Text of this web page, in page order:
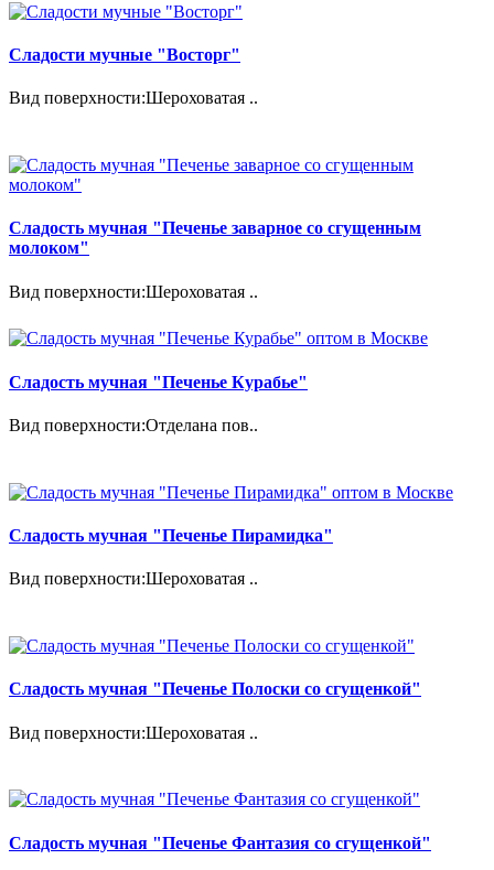
Сладости мучные "Восторг"
Вид поверхности:Шероховатая ..
Сладость мучная "Печенье заварное со сгущенным
молоком"
Вид поверхности:Шероховатая ..
Сладость мучная "Печенье Курабье"
Вид поверхности:Отделана пов..
Сладость мучная "Печенье Пирамидка"
Вид поверхности:Шероховатая ..
Сладость мучная "Печенье Полоски со сгущенкой"
Вид поверхности:Шероховатая ..
Сладость мучная "Печенье Фантазия со сгущенкой"